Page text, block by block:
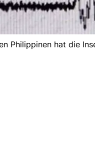
Philippinen hat die